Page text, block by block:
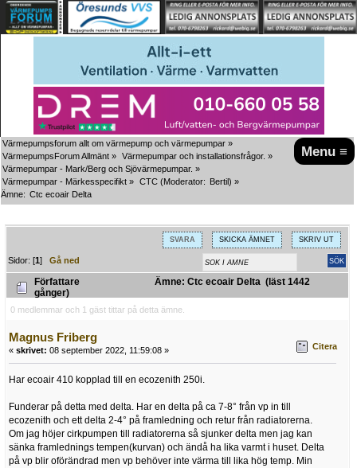
Menu ≡
Värmepumpsforum allt om värmepump och värmepumpar »
VärmepumpsForum Allmänt » Värmepumpar och installationsfrågor. »
Värmepumpar - Mark/Berg och Sjövärmepumpar. »
Värmepumpar - Märkesspecifikt » CTC (Moderator: Bertil) »
Ämne: Ctc ecoair Delta
SVARA SKICKA ÄMNET SKRIV UT
Sidor: [1]Gå ned
Författare
Ämne: Ctc ecoair Delta (läst 1442
gånger)
0 medlemmar och 1 gäst tittar på detta ämne.
Magnus Friberg
« skrivet: 08 september 2022, 11:59:08 » Citera
Har ecoair 410 kopplad till en ecozenith 250i.
Funderar på detta med delta. Har en delta på ca 7-8° från vp in till
ecozenith och ett delta 2-4° på framledning och retur från radiatorerna.
Om jag höjer cirkpumpen till radiatorerna så sjunker delta men jag kan
sänka framlednings tempen(kurvan) och ändå ha lika varmt i huset. Delta
på vp blir oförändrad men vp behöver inte värma till lika hög temp. Min